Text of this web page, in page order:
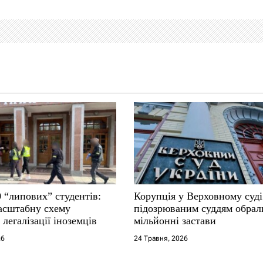
студентів:
схему
іноземців
Корупція у Верховному
підозрюваним суддям
мільйонні застави
24 Травня, 2026